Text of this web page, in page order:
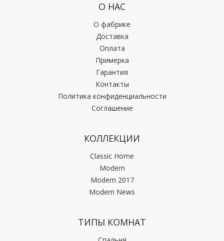
О НАС
О фабрике
Доставка
Оплата
Примерка
Гарантия
Контакты
Политика конфиденциальности
Соглашение
КОЛЛЕКЦИИ
Classic Home
Modern
Modern 2017
Modern News
ТИПЫ КОМНАТ